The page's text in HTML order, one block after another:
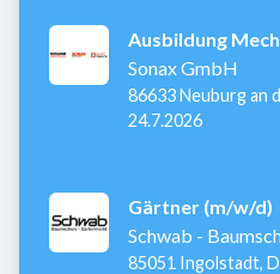
Ausbildung
Sonax GmbH
86633 Neuburg an
Deutschland
Veröffentlicht
24.7.2026
Gärtner (m/w/d)
Schwab -
85051 Ingolstadt,